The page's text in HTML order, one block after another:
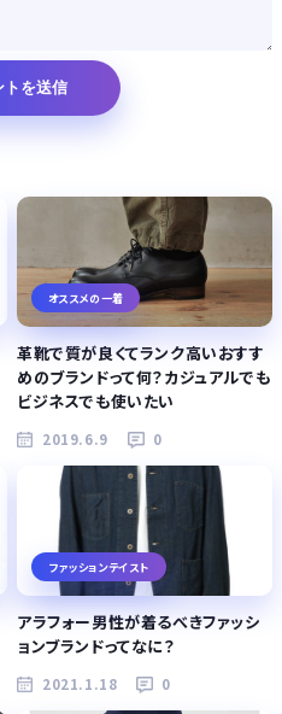
オススメの一着
革靴で質が良くてランク高いおすす
めのブランドって何？カジュアルでも
ビジネスでも使いたい
2019.6.9 0
ファッションテイスト
アラフォー男性が着るべきファッシ
ョンブランドってなに？
2021.1.18 0